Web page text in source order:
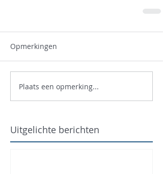
Opmerkingen
Plaats een opmerking...
Uitgelichte berichten